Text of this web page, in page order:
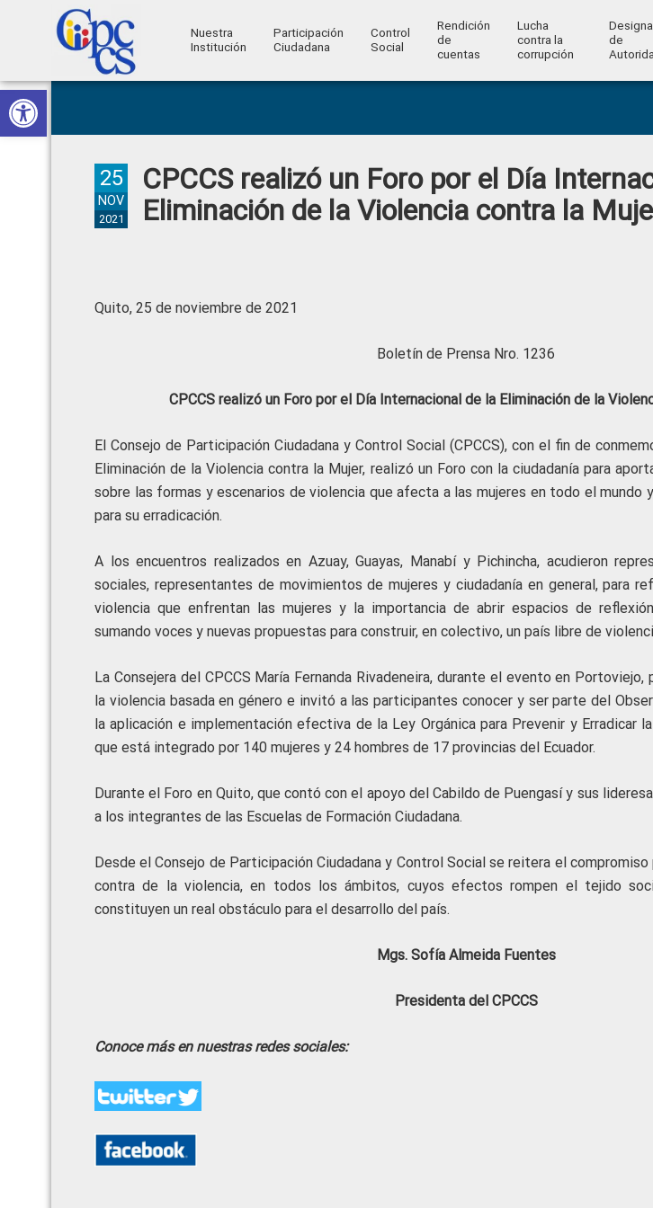
Abrir barra de herramientas
Skip
to
primary
Skip
to
main
Skip
to
primary
Skip
to
footer
Ciudadana
Control
Ciudadano
Nuestra
Institución
Participación
Ciudadana
Control
Social
Rendición
de
cuentas
Lucha
contra la
corrupción
de
CPCCS realizó un Foro por el Día
Eliminación de la Violencia contra la
25
NOV
2021
Quito, 25 de noviembre de 2021
Boletín de Prensa Nro. 1236
CPCCS realizó un Foro por el Día Internacional de la Eliminación de la
El Consejo de Participación Ciudadana y Control Social (CPCCS), con el fin de
Eliminación de la Violencia contra la Mujer, realizó un Foro con la ciudadanía para
sobre las formas y escenarios de violencia que afecta a las mujeres en todo el mundo
para su erradicación.
A los encuentros realizados en Azuay, Guayas, Manabí y Pichincha, acudieron
sociales, representantes de movimientos de mujeres y ciudadanía en general, para
violencia que enfrentan las mujeres y la importancia de abrir espacios de
sumando voces y nuevas propuestas para construir, en colectivo, un país libre de
La Consejera del CPCCS María Fernanda Rivadeneira, durante el evento en
la violencia basada en género e invitó a las participantes conocer y ser parte del
la aplicación e implementación efectiva de la Ley Orgánica para Prevenir y Erradicar
que está integrado por 140 mujeres y 24 hombres de 17 provincias del Ecuador.
Durante el Foro en Quito, que contó con el apoyo del Cabildo de Puengasí y sus
a los integrantes de las Escuelas de Formación Ciudadana.
Desde el Consejo de Participación Ciudadana y Control Social se reitera el compromiso
contra de la violencia, en todos los ámbitos, cuyos efectos rompen el tejido
constituyen un real obstáculo para el desarrollo del país.
Mgs. Sofía Almeida Fuentes
Presidenta del CPCCS
Conoce más en nuestras redes sociales: